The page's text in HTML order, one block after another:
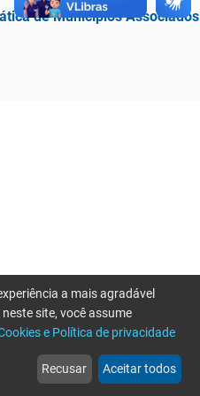
de Municípios Associados
web
Notícias
more_horiz
Mais
a mais agradável
site, você assume
e Política de privacidade
Recusar Aceitar todos
tente novamente